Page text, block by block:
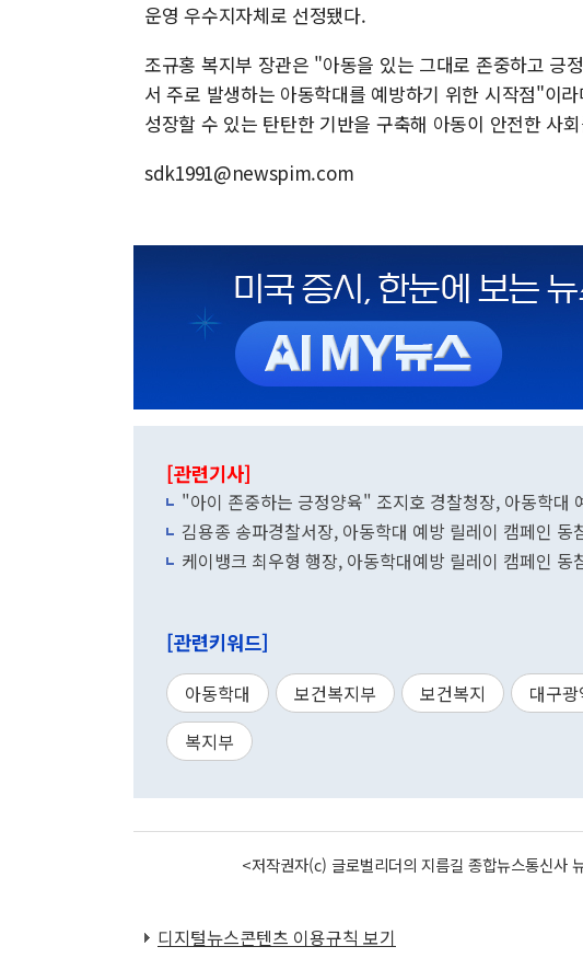
운영 우수지자체로 선정됐다.
조규홍 복지부 장관은 "아동을 있는 그대로 존중하고 긍
서 주로 발생하는 아동학대를 예방하기 위한 시작점"이
성장할 수 있는 탄탄한 기반을 구축해 아동이 안전한 사
sdk1991@newspim.com
[관련기사]
"아이 존중하는 긍정양육" 조지호 경찰청장, 아동학대
김용종 송파경찰서장, 아동학대 예방 릴레이 캠페인 동
케이뱅크 최우형 행장, 아동학대예방 릴레이 캠페인 동
[관련키워드]
아동학대 보건복지부 보건복지 대구광
복지부
<저작권자(c) 글로벌리더의 지름길 종합뉴스통신
디지털뉴스콘텐츠 이용규칙 보기